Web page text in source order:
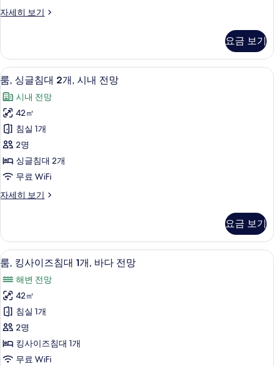
개,
내
전
망
사
진
모
두
보
기
자세히 보기
룸,
즈
침
대
1
개,
시
내
전
망
자
세
히
기
요금 보기
룸,
싱
글
침
대
2
개,
시
내
망
사
진
모
두
보
기
미니바, 객실 내 금고, 책상, 다리미/다
10
룸, 싱글침대 2개, 시내 전망
시내 전망
42㎡
침실 1개
2명
싱글침대 2개
무료 WiFi
자세히 보기
룸,
대
개,
시
내
전
망
자
세
히
보
기
요금 보기
룸,
킹
사
이
즈
침
대
미니바, 객실 내 금고, 책상, 다리미/다
11
룸, 킹사이즈침대 1개, 바다 전망
해변 전망
42㎡
침실 1개
2명
킹사이즈침대 1개
무료 WiFi